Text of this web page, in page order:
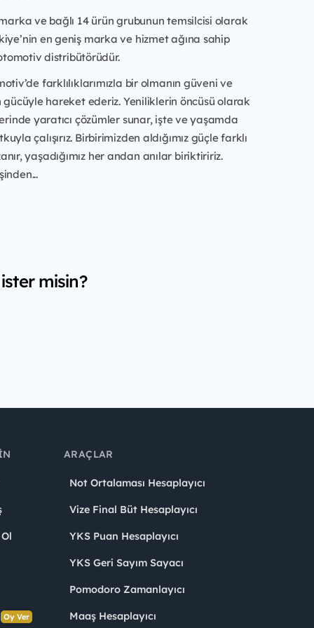
ve bağlı 14 ürün grubunun temsilcisi olarak
en geniş marka ve hizmet ağına sahip
distribütörüdür.
farklılıklarımızla bir olmanın güveni ve
gücüyle hareket ederiz. Yeniliklerin öncüsü olarak
yaratıcı çözümler sunar, işte ve yaşamda
çalışırız. Birbirimizden aldığımız güçle farklı
yaşadığımız her andan anılar biriktiririz.
misin?
Oy Ver
ARAÇLAR
Not Ortalaması Hesaplayıcı
Vize Final Büt Hesaplayıcı
YKS Puan Hesaplayıcı
YKS Geri Sayım Sayacı
Pomodoro Zamanlayıcı
Maaş Hesaplayıcı